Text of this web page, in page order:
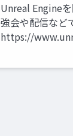
Unreal Engine
強会や配信など
https://